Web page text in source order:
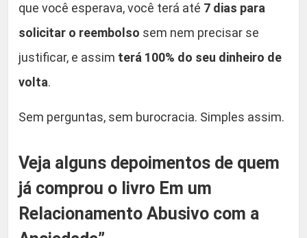
que você esperava, você terá até 7 dias para
solicitar o reembolso sem nem precisar se
justificar, e assim terá 100% do seu dinheiro de
volta.
Sem perguntas, sem burocracia. Simples assim.
Veja alguns depoimentos de quem
já comprou o livro Em um
Relacionamento Abusivo com a